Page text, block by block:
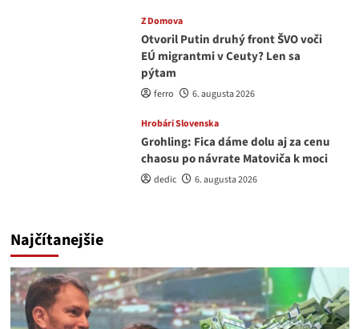
Z Domova
Otvoril Putin druhý front ŠVO voči
EÚ migrantmi v Ceuty? Len sa
pýtam
ferro 6. augusta 2026
Hrobári Slovenska
Grohling: Fica dáme dolu aj za cenu
chaosu po návrate Matoviča k moci
dedic 6. augusta 2026
Najčítanejšie